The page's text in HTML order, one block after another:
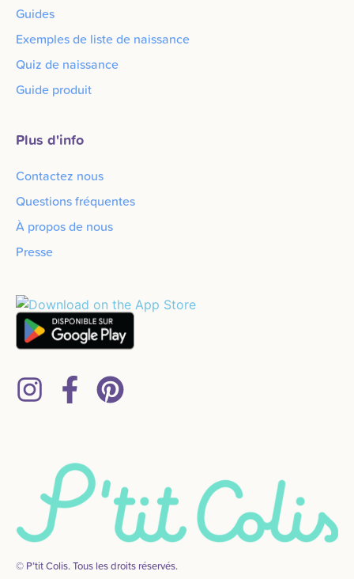
Guides
Exemples de liste de naissance
Quiz de naissance
Guide produit
Plus d'info
Contactez nous
Questions fréquentes
À propos de nous
Presse
© P’tit Colis. Tous les droits réservés.